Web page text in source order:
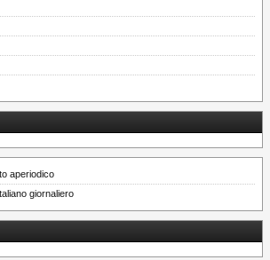
aperiodico
giornaliero